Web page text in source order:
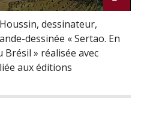
dessinateur,
dessinée « Sertao. En
Brésil » réalisée avec
aux éditions